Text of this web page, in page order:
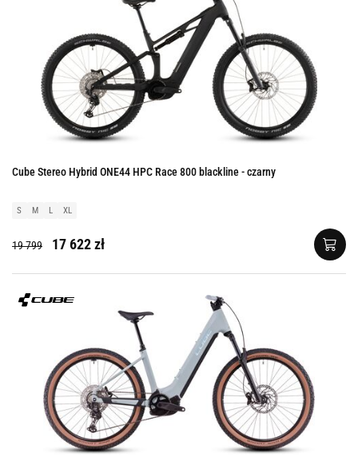
Cube Stereo Hybrid ONE44 HPC Race 800 blackline - czarny
S M L XL
19 799 17 622 zł